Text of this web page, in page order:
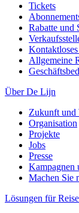
Tickets
Rabatte und
Allgemeine
Über De Lijn
Zukunft und
Organisation
Projekte
Jobs
Presse
Kampagnen
Machen Sie
Lösungen für